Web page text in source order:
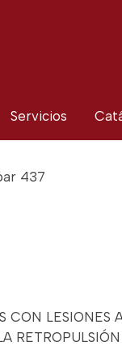
Servicios
437
CON LESIONES